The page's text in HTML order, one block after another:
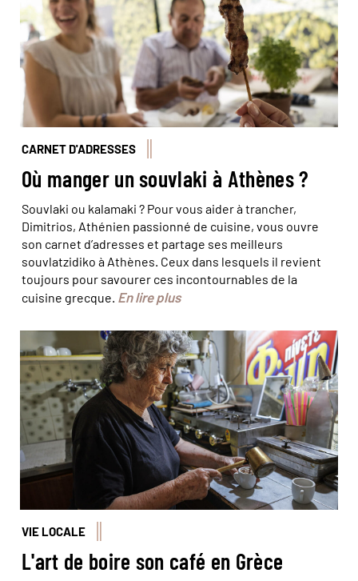
CARNET D'ADRESSES
Où manger un souvlaki à Athènes ?
Souvlaki ou kalamaki ? Pour vous aider à trancher,
Dimitrios, Athénien passionné de cuisine, vous ouvre
son carnet d’adresses et partage ses meilleurs
souvlatzidiko à Athènes. Ceux dans lesquels il revient
toujours pour savourer ces incontournables de la
cuisine grecque. En lire plus
© Arié Botbol/Réa
VIE LOCALE
L'art de boire son café en Grèce